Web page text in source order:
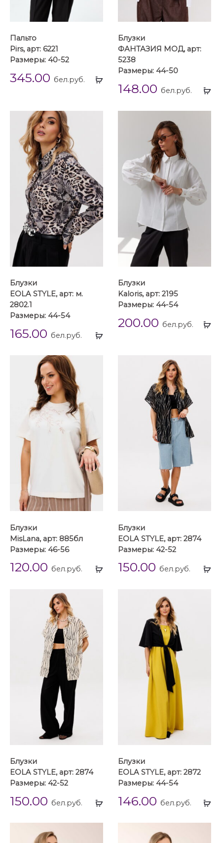
Выбрать
Пальто
Pirs, арт: 6221
Размеры: 40-52
345.00 бел.руб.
Блузки
ФАНТАЗИЯ МОД, арт:
5238
Размеры: 44-50
148.00 бел.руб.
Выбрать
Блузки
EOLA STYLE, арт: м.
2802.1
Размеры: 44-54
165.00 бел.руб.
Блузки
Kaloris, арт: 2195
Размеры: 44-54
200.00 бел.руб.
Выбрать
Блузки
MisLana, арт: 885бл
Размеры: 46-56
120.00 бел.руб.
Блузки
EOLA STYLE, арт: 2874
Размеры: 42-52
150.00 бел.руб.
Выбрать
Блузки
EOLA STYLE, арт: 2874
Размеры: 42-52
150.00 бел.руб.
Блузки
EOLA STYLE, арт: 2872
Размеры: 44-54
146.00 бел.руб.